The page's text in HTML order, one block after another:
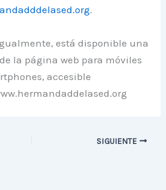
.
está disponible una
la página web para móviles
accesible
SIGUIENTE